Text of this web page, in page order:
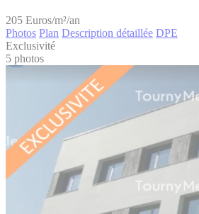
205 Euros/m²/an
Photos Plan Description détaillée DPE
Exclusivité
5 photos